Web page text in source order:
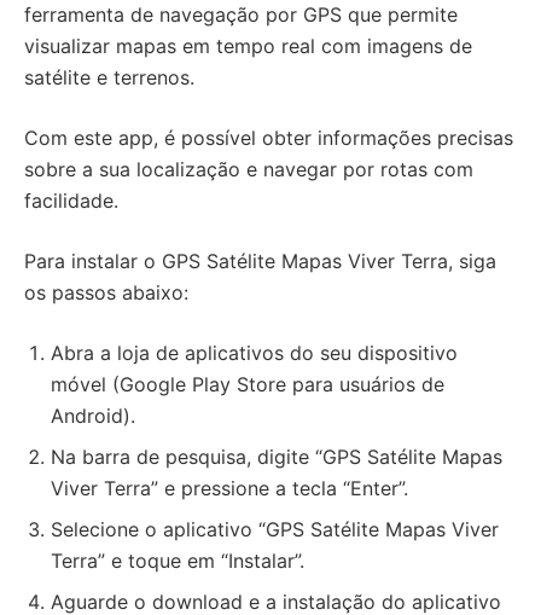
ferramenta de navegação por GPS que permite
visualizar mapas em tempo real com imagens de
satélite e terrenos.
Com este app, é possível obter informações precisas
sobre a sua localização e navegar por rotas com
facilidade.
Para instalar o GPS Satélite Mapas Viver Terra, siga
os passos abaixo:
Abra a loja de aplicativos do seu dispositivo
móvel (Google Play Store para usuários de
Android).
Na barra de pesquisa, digite “GPS Satélite Mapas
Viver Terra” e pressione a tecla “Enter”.
Selecione o aplicativo “GPS Satélite Mapas Viver
Terra” e toque em “Instalar”.
Aguarde o download e a instalação do aplicativo